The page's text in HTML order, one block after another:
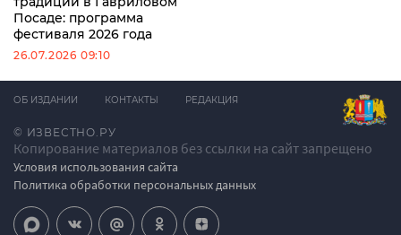
Посаде: программа
фестиваля 2026 года
26.07.2026 09:10
© ИЗВЕСТНО.РУ
Копирование материалов без ссылки на сайт запрещено
Условия использования сайта
Политика обработки персональных данных
ОБ ИЗДАНИИ КОНТАКТЫ РЕДАКЦИЯ